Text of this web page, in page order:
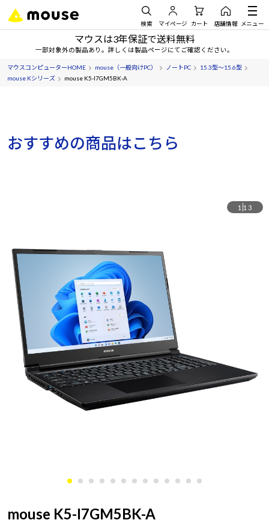
検索 マイページ カート 店舗情報 メニュー
マウスは3年保証で送料無料
一部対象外の製品あり。詳しくは製品ページにてご確認ください。
マウスコンピューターHOME mouse（一般向けPC） ノートPC
15.3型～15.6型
mouse Kシリーズ
mouse K5-I7GM5BK-A
おすすめの商品はこちら
1 13
mouse K5-I7GM5BK-A